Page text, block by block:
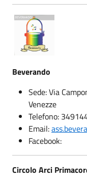
Beverando
Sede: Via
Venezze
Telefono:
Email:
Facebook:
Circolo Arci